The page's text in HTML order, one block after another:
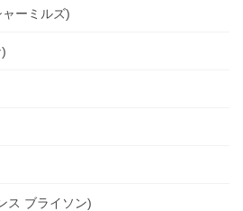
ーミルズ)
ス ブライソン)